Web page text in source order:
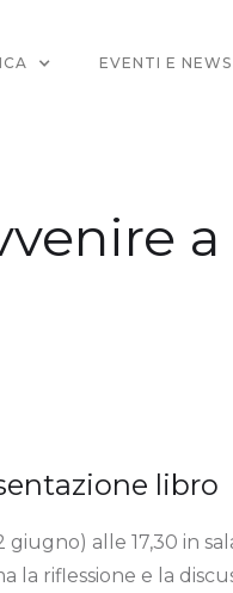
EVENTI E NEWS
libro
giugno) alle 17,30 in
la riflessione e la